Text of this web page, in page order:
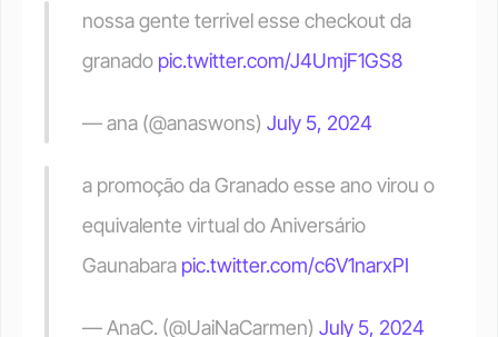
nossa gente terrivel esse checkout da
granado pic.twitter.com/J4UmjF1GS8
— ana (@anaswons) July 5, 2024
a promoção da Granado esse ano virou o
equivalente virtual do Aniversário
Gaunabara pic.twitter.com/c6V1narxPI
— AnaC. (@UaiNaCarmen) July 5, 2024